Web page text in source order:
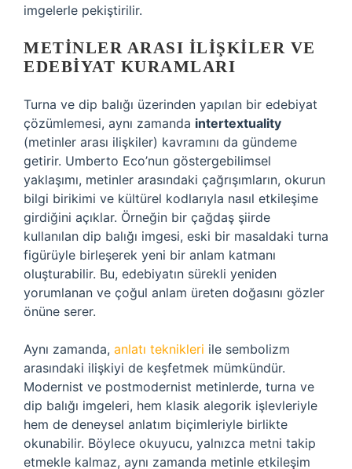
imgelerle pekiştirilir.
METINLER ARASI İLIŞKILER VE
EDEBIYAT KURAMLARI
Turna ve dip balığı üzerinden yapılan bir edebiyat
çözümlemesi, aynı zamanda intertextuality
(metinler arası ilişkiler) kavramını da gündeme
getirir. Umberto Eco’nun göstergebilimsel
yaklaşımı, metinler arasındaki çağrışımların, okurun
bilgi birikimi ve kültürel kodlarıyla nasıl etkileşime
girdiğini açıklar. Örneğin bir çağdaş şiirde
kullanılan dip balığı imgesi, eski bir masaldaki turna
figürüyle birleşerek yeni bir anlam katmanı
oluşturabilir. Bu, edebiyatın sürekli yeniden
yorumlanan ve çoğul anlam üreten doğasını gözler
önüne serer.
Aynı zamanda, anlatı teknikleri ile sembolizm
arasındaki ilişkiyi de keşfetmek mümkündür.
Modernist ve postmodernist metinlerde, turna ve
dip balığı imgeleri, hem klasik alegorik işlevleriyle
hem de deneysel anlatım biçimleriyle birlikte
okunabilir. Böylece okuyucu, yalnızca metni takip
etmekle kalmaz, aynı zamanda metinle etkileşim